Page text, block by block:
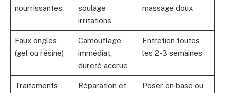
nourrissantes
soulage
irritations
massage doux
Faux ongles
(gel ou résine)
Camouflage
immédiat,
dureté accrue
Entretien toutes
les 2-3 semaines
Traitements
Réparation et
Poser en base ou